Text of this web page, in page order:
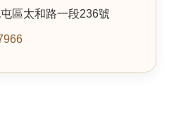
區太和路一段236號